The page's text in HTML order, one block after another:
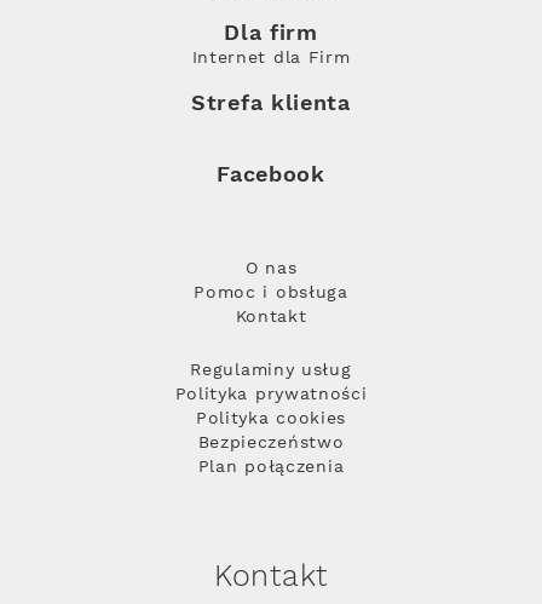
Dla firm
Internet dla Firm
Strefa klienta
Facebook
O nas
Pomoc i obsługa
Kontakt
Regulaminy usług
Polityka prywatności
Polityka cookies
Bezpieczeństwo
Plan połączenia
Kontakt